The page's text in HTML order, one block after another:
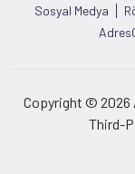
Sosyal Medya
Copyright © 2026
Third-